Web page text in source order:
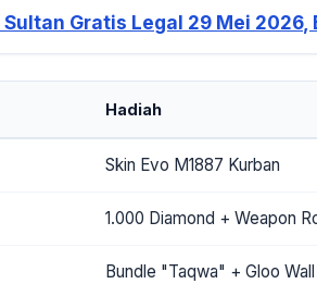
Gratis Legal 29 Mei 2026,
Hadiah
Skin Evo M1887 Kurban
1.000 Diamond + Weapon
Bundle "Taqwa" + Gloo